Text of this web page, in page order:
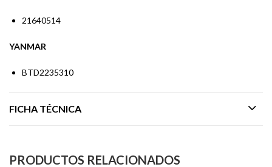
21640514
YANMAR
BTD2235310
FICHA TÉCNICA
PRODUCTOS RELACIONADOS